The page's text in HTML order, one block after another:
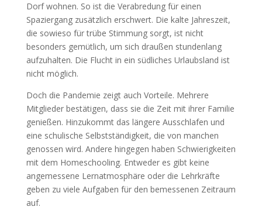
Dorf wohnen. So ist die Verabredung für einen
Spaziergang zusätzlich erschwert. Die kalte Jahreszeit,
die sowieso für trübe Stimmung sorgt, ist nicht
besonders gemütlich, um sich draußen stundenlang
aufzuhalten. Die Flucht in ein südliches Urlaubsland ist
nicht möglich.
Doch die Pandemie zeigt auch Vorteile. Mehrere
Mitglieder bestätigen, dass sie die Zeit mit ihrer Familie
genießen. Hinzukommt das längere Ausschlafen und
eine schulische Selbstständigkeit, die von manchen
genossen wird. Andere hingegen haben Schwierigkeiten
mit dem Homeschooling. Entweder es gibt keine
angemessene Lernatmosphäre oder die Lehrkräfte
geben zu viele Aufgaben für den bemessenen Zeitraum
auf.